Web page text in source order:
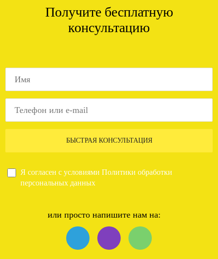
Получите бесплатную
консультацию
БЫСТРАЯ КОНСУЛЬТАЦИЯ
Я согласен с условиями Политики обработки
персональных данных
или просто напишите нам на: